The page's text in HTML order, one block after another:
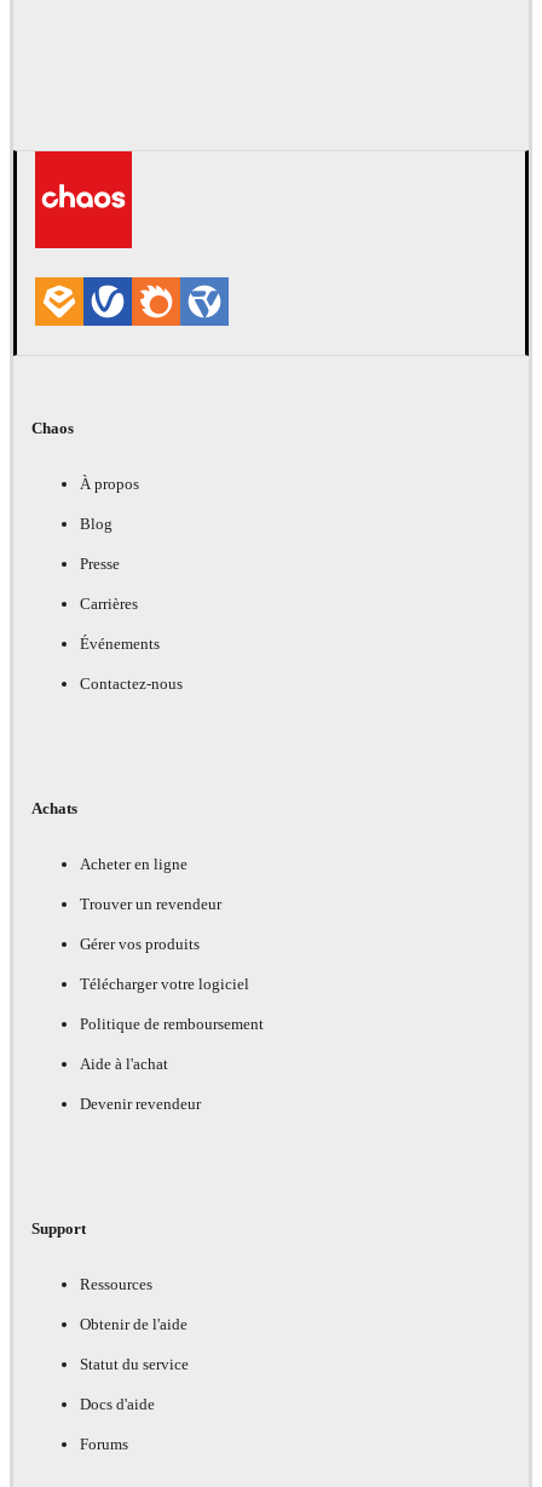
Chaos
À propos
Blog
Presse
Carrières
Événements
Contactez-nous
Achats
Acheter en ligne
Trouver un revendeur
Gérer vos produits
Télécharger votre logiciel
Politique de remboursement
Aide à l'achat
Devenir revendeur
Support
Ressources
Obtenir de l'aide
Statut du service
Docs d'aide
Forums